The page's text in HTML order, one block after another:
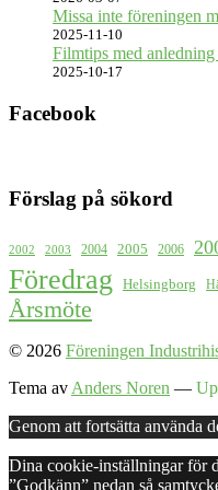
Missa inte föreningen
2025-11-10
Filmtips med
2025-10-17
Facebook
Förslag på sökord
2002 2003 2004 2005 2006
Föredrag Helsingborg
Årsmöte
© 2026 Föreningen
Tema av Anders Noren —
Genom att fortsätta använda
Dina cookie-inställningar för
”Godkänn” nedan så